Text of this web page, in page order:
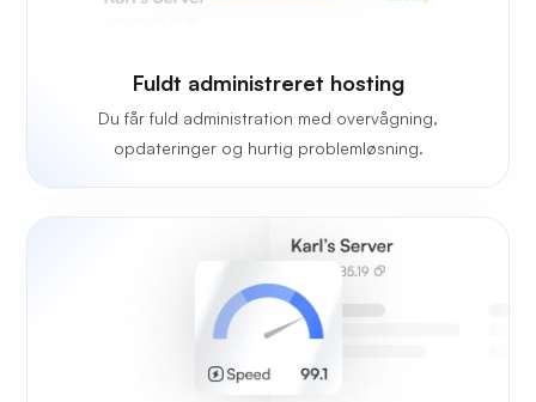
Fuldt administreret hosting
Du får fuld administration med overvågning,
opdateringer og hurtig problemløsning.